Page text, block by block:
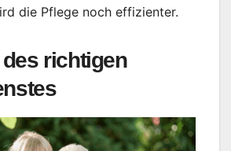
die Pflege noch effizienter.
richtigen